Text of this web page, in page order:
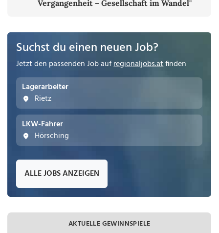
Vergangenheit – Gesellschaft im Wandel"
Suchst du einen neuen Job?
Jetzt den passenden Job aufregionaljobs.atfinden
Lagerarbeiter
Rietz
LKW-Fahrer
Hörsching
ALLE JOBS ANZEIGEN
AKTUELLE GEWINNSPIELE